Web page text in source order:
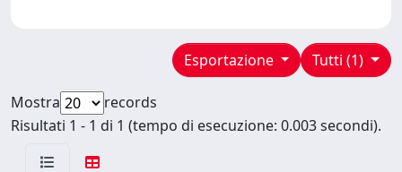
Tutti (1)
Esportazione
Mostra
records
Risultati 1 - 1 di 1 (tempo di esecuzione: 0.003 secondi).